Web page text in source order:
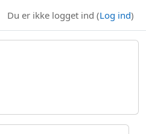
Du er ikke logget ind (Log ind)